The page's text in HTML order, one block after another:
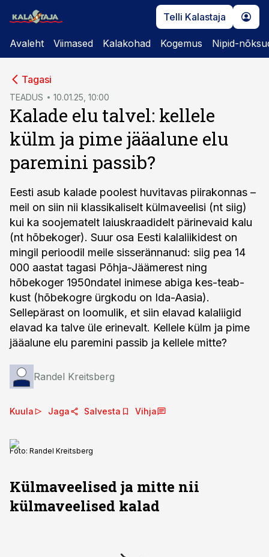
Telli Kalastaja
Avaleht Viimased Kalakohad Kogemus Nipid-
Tagasi
TEADUS 10.01.25, 10:00
Kalade elu talvel: kellele
külm ja pime jääalune elu
paremini passib?
Eesti asub kalade poolest huvitavas piirakonnas –
meil on siin nii klassikaliselt külmaveelisi (nt siig)
kui ka soojematelt laiuskraadidelt pärinevaid kalu
(nt hõbekoger). Suur osa Eesti kalaliikidest on
mingil perioodil meile sisserännanud: siig pea 14
000 aastat tagasi Põhja-Jäämerest ning
hõbekoger 1950ndatel inimese abiga kes-teab-
kust (hõbekogre ürgkodu on Ida-Aasia).
Sellepärast on loomulik, et siin elavad kalaliigid
elavad ka talve üle erinevalt. Kellele külm ja pime
jääalune elu paremini passib ja kellele mitte?
Randel Kreitsberg
Kuula Jaga Salvesta Vihja
Foto: Randel Kreitsberg
Külmaveelised ja mitte nii
külmaveelised kalad